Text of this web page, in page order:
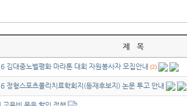
제 목
김대중노벨평화 마라톤 대회 자원봉사자 모집안내 (2)
정형스포츠물리치료학회지(등재후보지) 논문 투고 안내